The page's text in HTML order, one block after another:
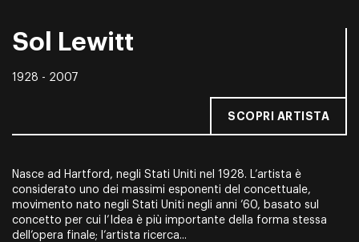
Sol Lewitt
1928 - 2007
SCOPRI ARTISTA
Nasce ad Hartford, negli Stati Uniti nel 1928. L’artista è
considerato uno dei massimi esponenti del concettuale,
movimento nato negli Stati Uniti negli anni ’60, basato sul
concetto per cui l’Idea è più importante della forma stessa
dell’opera finale; l’artista ricerca...